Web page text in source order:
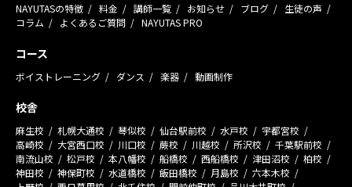
NAYUTASの特徴 料金 講師一覧 お知らせ ブログ
生徒の声
コラム
よくあるご質問 NAYUTAS PRO
コース
ボイストレーニング ダンス 楽器 動画制作
校舎
麻生校 札幌大通校 琴似校 仙台駅前校 水戸校
宇都宮校
高崎校
大宮西口校 川口校 蕨校 川越校 所沢校
千葉駅前校
南流山校
松戸校 本八幡校 船橋校 西船橋校 津田沼校
柏校
神田校
神保町校 水道橋校 飯田橋校 月島校
六本木校